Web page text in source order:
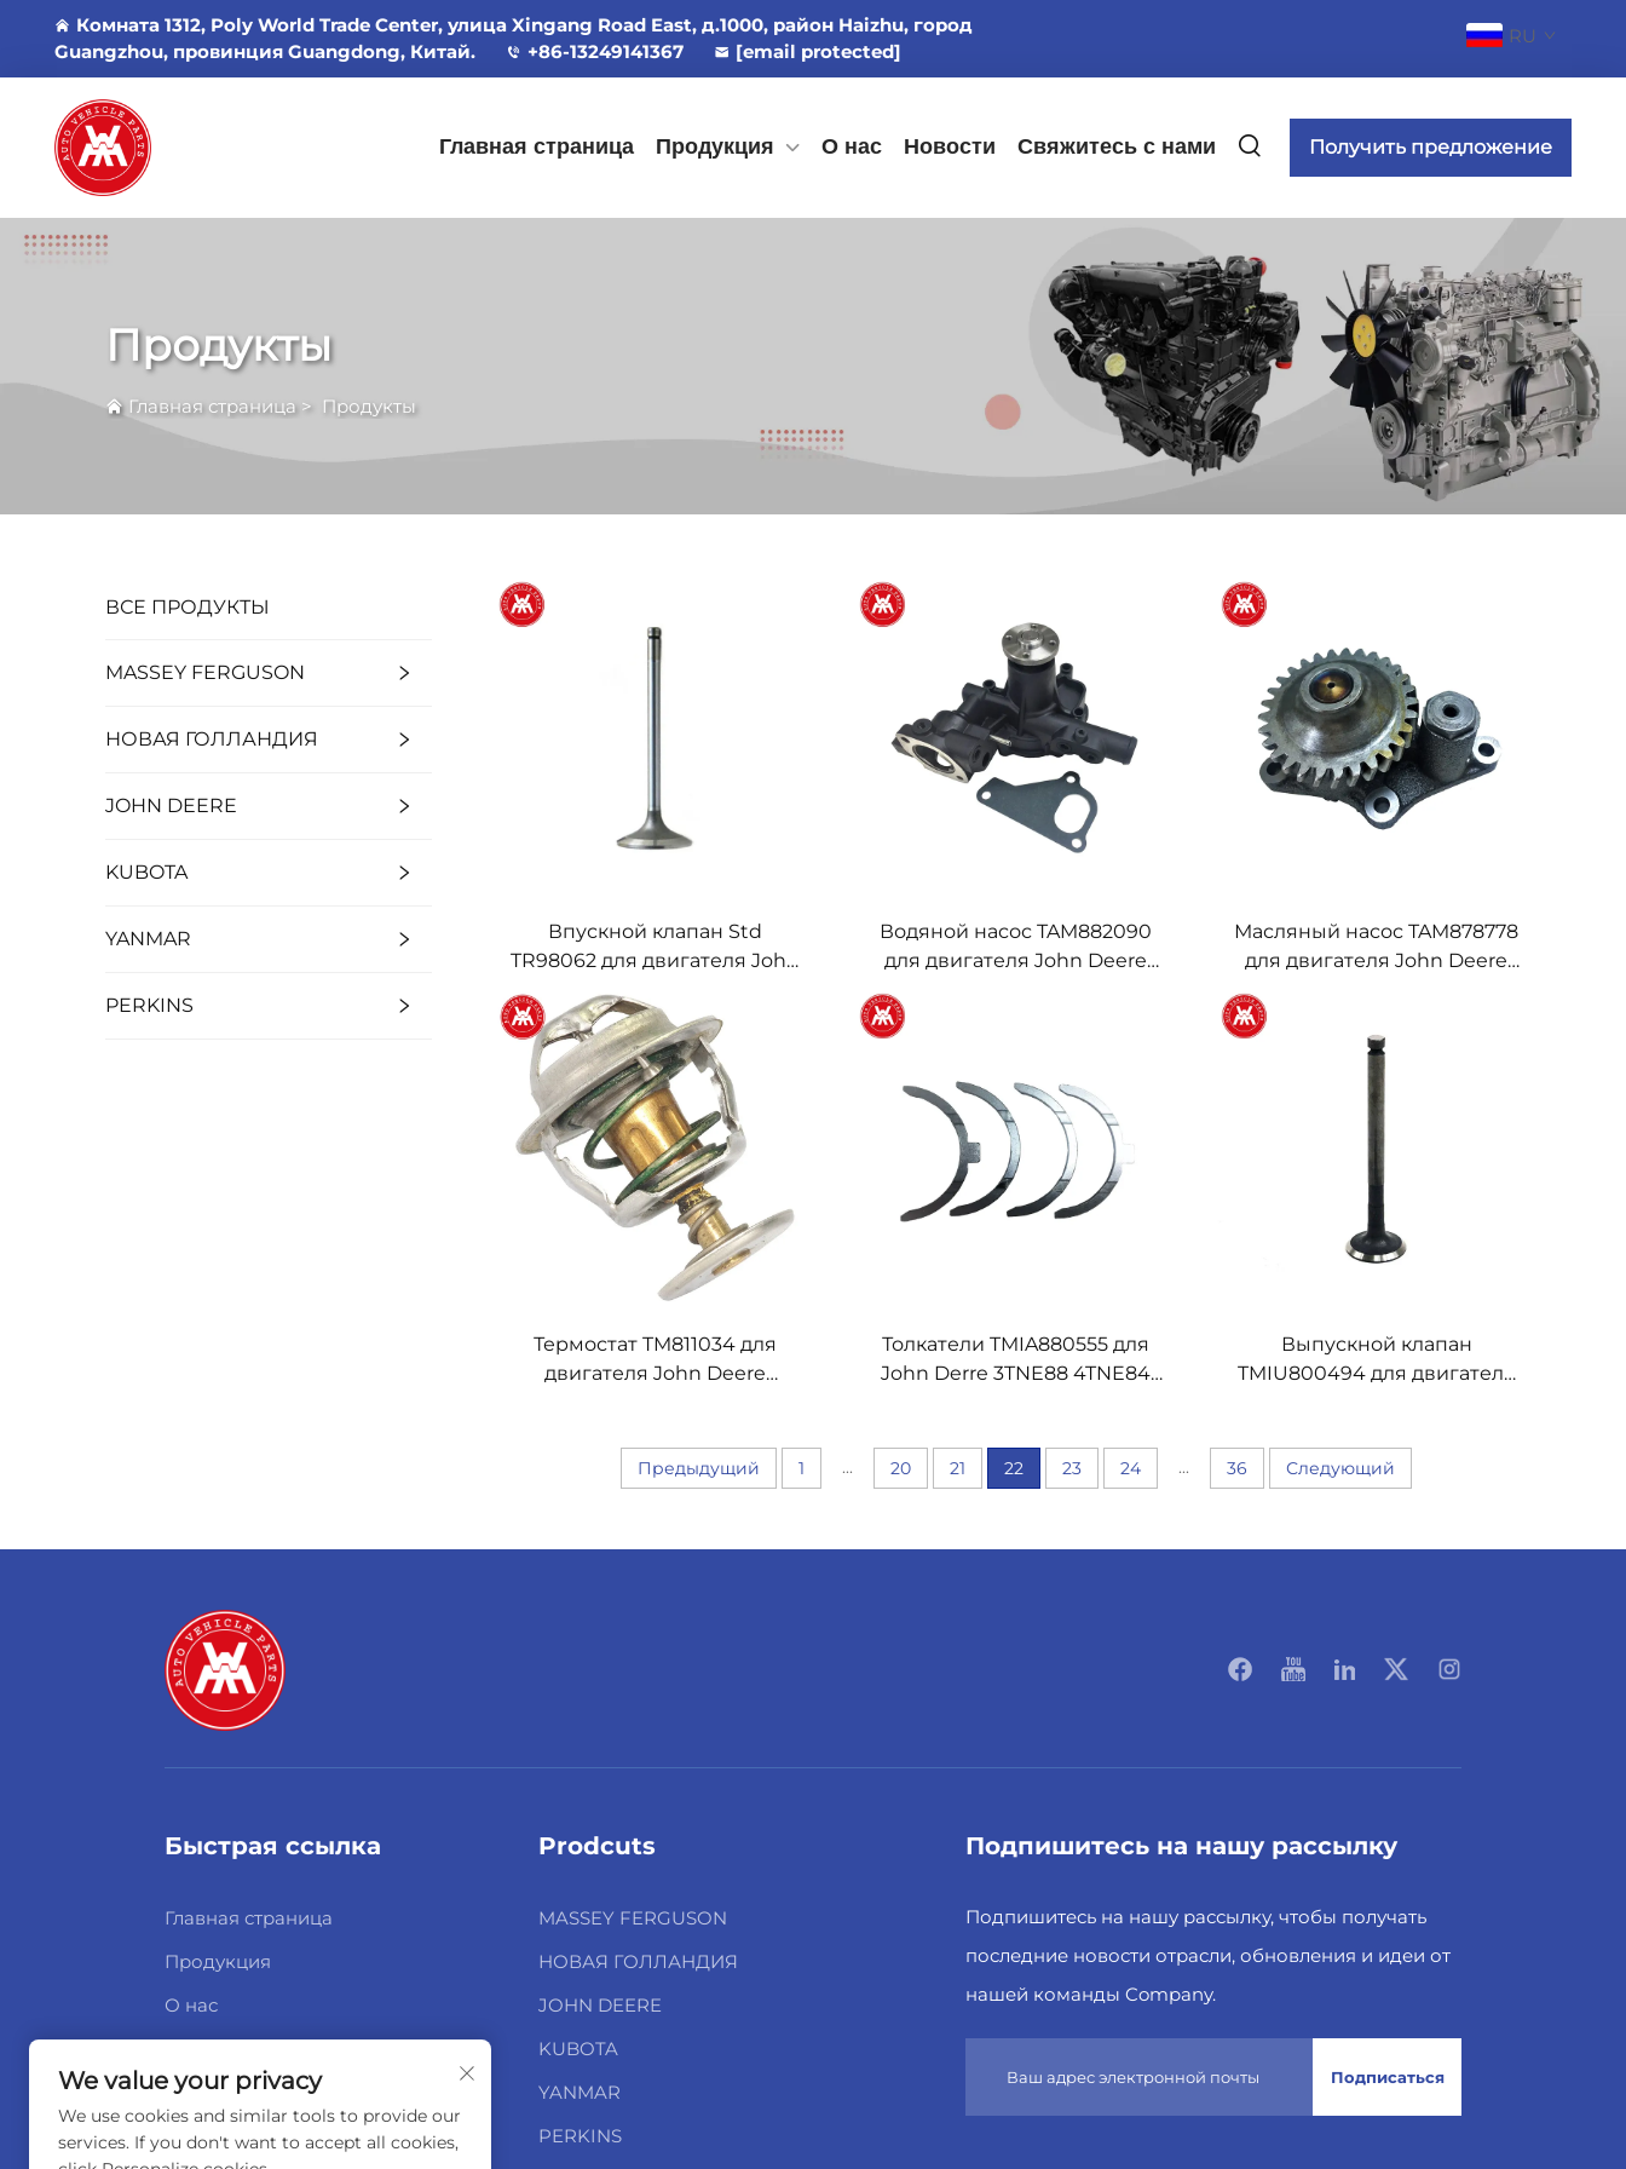
Комната 1312, Poly World Trade Center, улица Xingang Road East, д.1000, район Haizhu, город
Guangzhou, провинция Guangdong, Китай.
+86-13249141367 [email protected]
RU
Главная страница Продукция О нас Новости Свяжитесь с нами Получить предложение
Продукты
Главная страница> Продукты
ВСЕ ПРОДУКТЫ
MASSEY FERGUSON
НОВАЯ ГОЛЛАНДИЯ
JOHN DEERE
KUBOTA
YANMAR
PERKINS
Впускной клапан Std
TR98062 для двигателя John
Deere 4045T/H
Водяной насос TAM882090
для двигателя John Deere
Масляный насос TAM878778
для двигателя John Deere
Термостат TM811034 для
двигателя John Deere
Толкатели TMIA880555 для
John Derre 3TNE88 4TNE84
Выпускной клапан
TMIU800494 для двигателя
Предыдущий 1 ... 20 21 22 23 24 ... 36 Следующий
Быстрая ссылка
Главная страница
Продукция
О нас
Свяжитесь с нами
Prodcuts
MASSEY FERGUSON
НОВАЯ ГОЛЛАНДИЯ
JOHN DEERE
KUBOTA
YANMAR
PERKINS
Подпишитесь на нашу рассылку
Подпишитесь на нашу рассылку, чтобы получать
последние новости отрасли, обновления и идеи от
нашей команды Company.
Подписаться
We value your privacy
We use cookies and similar tools to provide our
services. If you don't want to accept all cookies,